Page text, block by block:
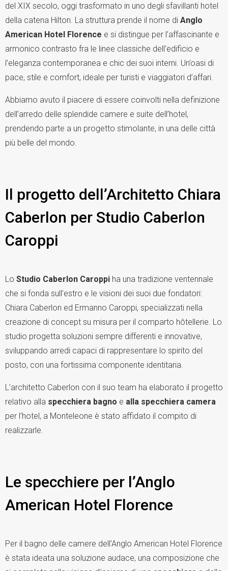
del XIX secolo, oggi trasformato in uno degli sfavillanti hotel
della catena Hilton. La struttura prende il nome di Anglo
American Hotel Florence e si distingue per l’affascinante e
armonico contrasto fra le linee classiche dell’edificio e
l’eleganza contemporanea e chic dei suoi interni. Un’oasi di
pace, stile e comfort, ideale per turisti e viaggiatori d’affari.
Abbiamo avuto il piacere di essere coinvolti nella definizione
dell’arredo delle splendide camere e suite dell’hotel,
prendendo parte a un progetto stimolante, in una delle città
più belle del mondo.
Il progetto dell’Architetto Chiara
Caberlon per Studio Caberlon
Caroppi
Lo Studio Caberlon Caroppi ha una tradizione ventennale
che si fonda sull’estro e le visioni dei suoi due fondatori:
Chiara Caberlon ed Ermanno Caroppi, specializzati nella
creazione di concept su misura per il comparto hôtellerie. Lo
studio progetta soluzioni sempre differenti e innovative,
sviluppando arredi capaci di rappresentare lo spirito del
posto, con una fortissima componente identitaria.
L’architetto Caberlon con il suo team ha elaborato il progetto
relativo alla specchiera bagno e alla specchiera camera
per l’hotel, a Monteleone è stato affidato il compito di
realizzarle.
Le specchiere per l’Anglo
American Hotel Florence
Per il bagno delle camere dell’Anglo American Hotel Florence
è stata ideata una soluzione audace, una composizione che